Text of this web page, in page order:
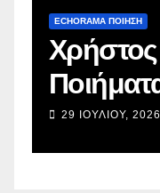
ECHORAMA ΠΟΙΗΣΗ
29 ΙΟΥΛΊΟΥ, 2026